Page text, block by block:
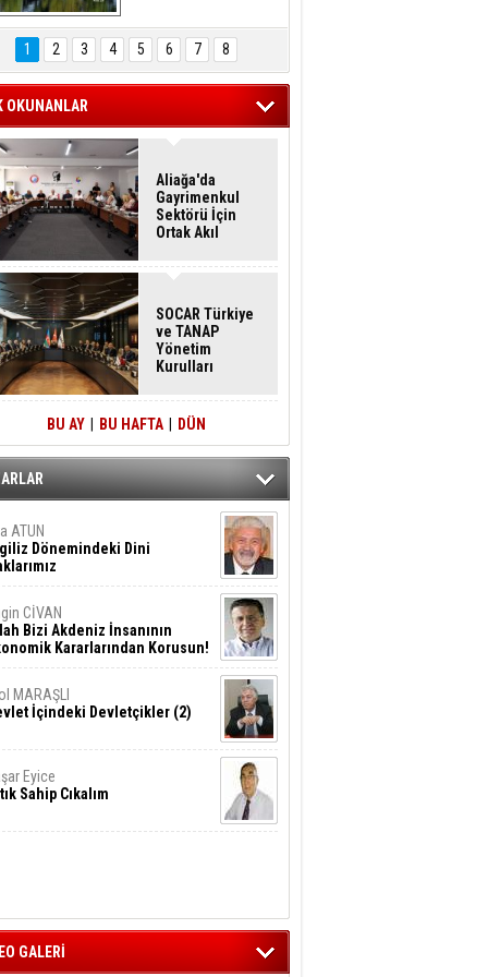
Hasan Eser'in
Objektifinden
1 2 3 4 5 6 7 8
OKUNANLAR
Aliağa'da
Gayrimenkul
Sektörü İçin
Ortak Akıl
SOCAR Türkiye
ve TANAP
Yönetim
Kurulları
Toplandı
BU AY
BU HAFTA DÜN
ATUN
Dönemindeki Dini
CİVAN
Bizi Akdeniz İnsanının
Kararlarından Korusun!
MARAŞLI
İçindeki Devletçikler (2)
Eyice
Sahip Cıkalım
GALERİ